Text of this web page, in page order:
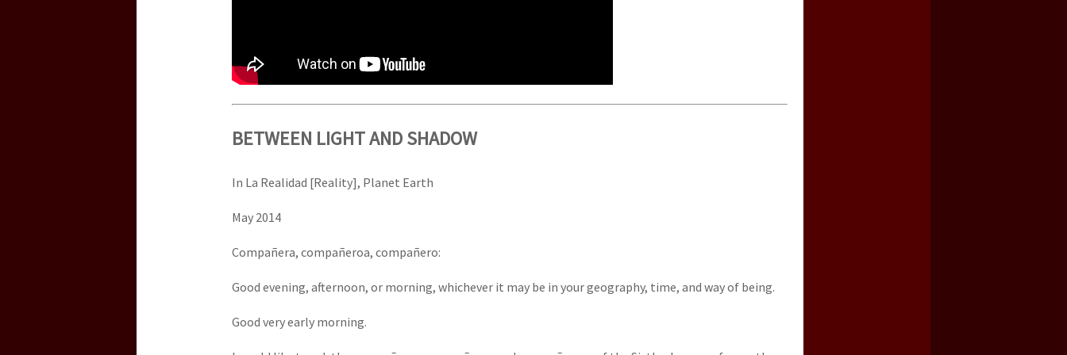
BETWEEN LIGHT AND SHADOW
In La Realidad [Reality], Planet Earth
May 2014
Compañera, compañeroa, compañero:
Good evening, afternoon, or morning, whichever it may be in your geography, time, and way of being.
Good very early morning.